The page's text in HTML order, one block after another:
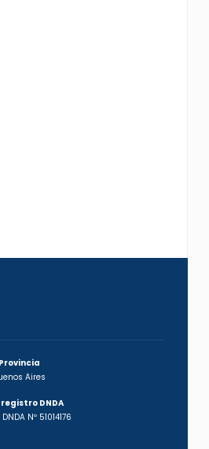
Provincia
Aires
registro DNDA
Nº 51014176